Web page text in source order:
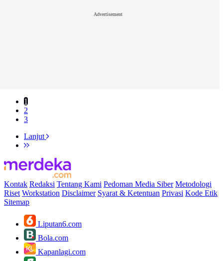
Advertisement
1
2
3
Lanjut
Kontak Redaksi Tentang Kami Pedoman Media Siber Metodologi
Riset Workstation Disclaimer Syarat & Ketentuan Privasi Kode Etik
Sitemap
Liputan6.com
Bola.com
Kapanlagi.com